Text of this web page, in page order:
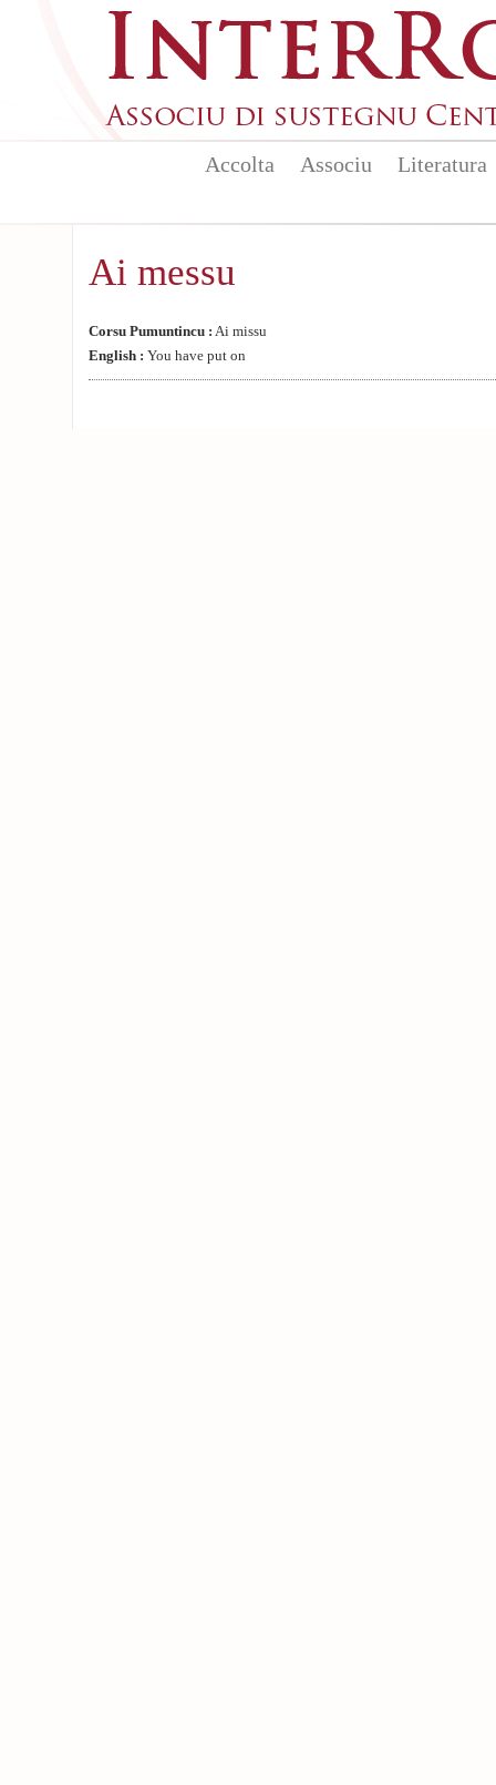
Accolta Associu Literatura
Ai messu
Corsu Pumuntincu : Ai missu
English : You have put on